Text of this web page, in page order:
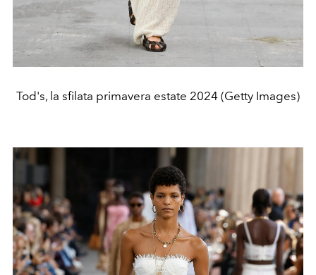
Tod's, la sfilata primavera estate 2024 (Getty Images)